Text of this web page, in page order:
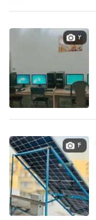
۲
۴